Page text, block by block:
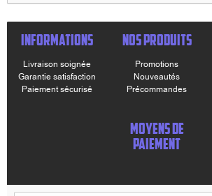
INFORMATIONS
Livraison soignée
Garantie satisfaction
Paiement sécurisé
NOS PRODUITS
Promotions
Nouveautés
Précommandes
MOYENS DE
PAIEMENT